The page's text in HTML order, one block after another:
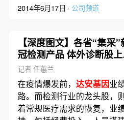
2014年6月17日 · 公司频道
【深度图文】各省“集采”
冠检测产品 体外诊断股
动力如何
记者 任蕙兰
在疫情爆发前， 达安基因业
路。而检测行业的龙头股，
着常规医疗需求的恢复，